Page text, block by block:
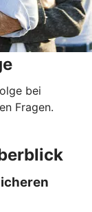
bei
Fragen.